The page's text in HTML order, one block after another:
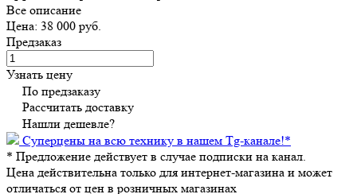
Все описание
Цена: 38 000 руб.
Предзаказ
Узнать цену
По предзаказу
Рассчитать доставку
Нашли дешевле?
Суперцены на всю технику в нашем Tg-канале!*
* Предложение действует в случае подписки на канал.
Цена действительна только для интернет-магазина и может
отличаться от цен в розничных магазинах